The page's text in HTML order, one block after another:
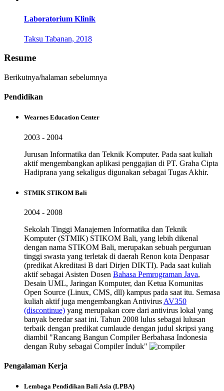
Laboratorium Klinik
Taksu Tabanan, 2018
Resume
Berikutnya/halaman sebelumnya
Pendidikan
Wearnes Education Center
2003 - 2004
Jurusan Informatika dan Teknik Komputer. Pada saat kuliah
aktif mengembangkan aplikasi penggajian di PT. Graha Cipta
Hadiprana yang sekaligus digunakan sebagai Tugas Akhir.
STMIK STIKOM Bali
2004 - 2008
Sekolah Tinggi Manajemen Informatika dan Teknik
Komputer (STMIK) STIKOM Bali, yang lebih dikenal
dengan nama STIKOM Bali, merupakan sebuah perguruan
tinggi swasta yang terletak di daerah Renon kota Denpasar
(predikat Akreditasi B dari Dirjen DIKTI). Pada saat kuliah
aktif sebagai Asisten Dosen Bahasa Pemrograman Java,
Desain UML, Jaringan Komputer, dan Ketua Komunitas
Open Source (Linux, CMS, dll) kampus pada saat itu. Semasa
kuliah aktif juga mengembangkan Antivirus AV350
(discontinue) yang merupakan core dari antivirus lokal yang
banyak beredar saat ini. Tahun 2008 lulus sebagai lulusan
terbaik dengan predikat cumlaude dengan judul skripsi yang
diambil "Rancang Bangun Compiler Berbahasa Indonesia
dengan Ruby sebagai Compiler Induk"
Pengalaman Kerja
Lembaga Pendidikan Bali Asia (LPBA)